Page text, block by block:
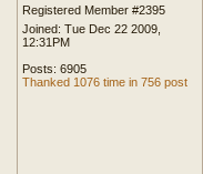
Registered Member #2395
Joined: Tue Dec 22 2009,
12:31PM
Posts: 6905
Thanked 1076 time in 756 post